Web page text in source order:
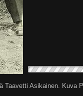
Taavetti Asikainen. Kuva